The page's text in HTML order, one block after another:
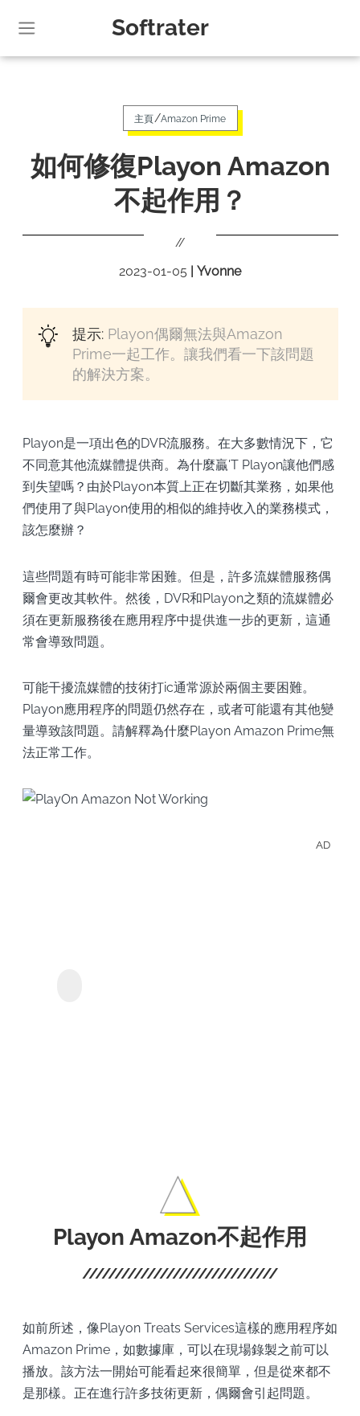
Softrater
主頁/Amazon Prime
如何修復Playon Amazon
不起作用？
//
2023-01-05 | Yvonne
提示:Playon偶爾無法與Amazon
Prime一起工作。讓我們看一下該問題
的解決方案。
Playon是一項出色的DVR流服務。在大多數情況下，它
不同意其他流媒體提供商。為什麼贏'T Playon讓他們感
到失望嗎？由於Playon本質上正在切斷其業務，如果他
們使用了與Playon使用的相似的維持收入的業務模式，
該怎麼辦？
這些問題有時可能非常困難。但是，許多流媒體服務偶
爾會更改其軟件。然後，DVR和Playon之類的流媒體必
須在更新服務後在應用程序中提供進一步的更新，這通
常會導致問題。
可能干擾流媒體的技術打ic通常源於兩個主要困難。
Playon應用程序的問題仍然存在，或者可能還有其他變
量導致該問題。請解釋為什麼Playon Amazon Prime無
法正常工作。
AD
Playon Amazon不起作用
如前所述，像Playon Treats Services這樣的應用程序如
Amazon Prime，如數據庫，可以在現場錄製之前可以
播放。該方法一開始可能看起來很簡單，但是從來都不
是那樣。正在進行許多技術更新，偶爾會引起問題。